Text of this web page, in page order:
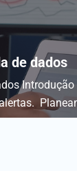
de dados